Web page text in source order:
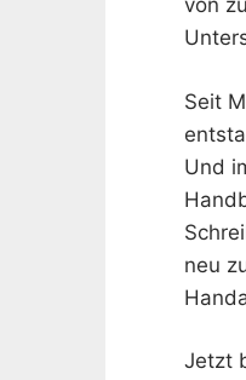
von
Seit
Und
neu
Jetzt